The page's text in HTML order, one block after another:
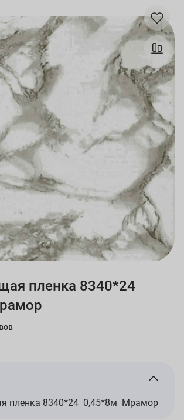
пленка 8340*24
пленка 8340*24 0,45*8м Мрамор